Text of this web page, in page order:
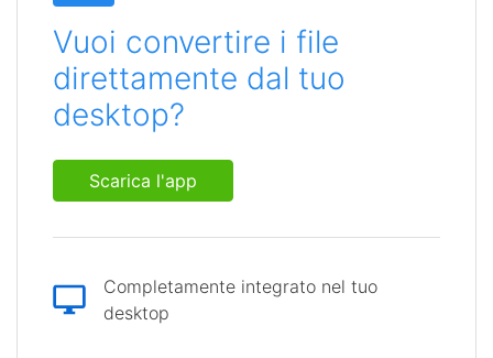
Vuoi convertire i file
direttamente dal tuo
desktop?
Scarica l'app
Completamente integrato nel tuo
desktop